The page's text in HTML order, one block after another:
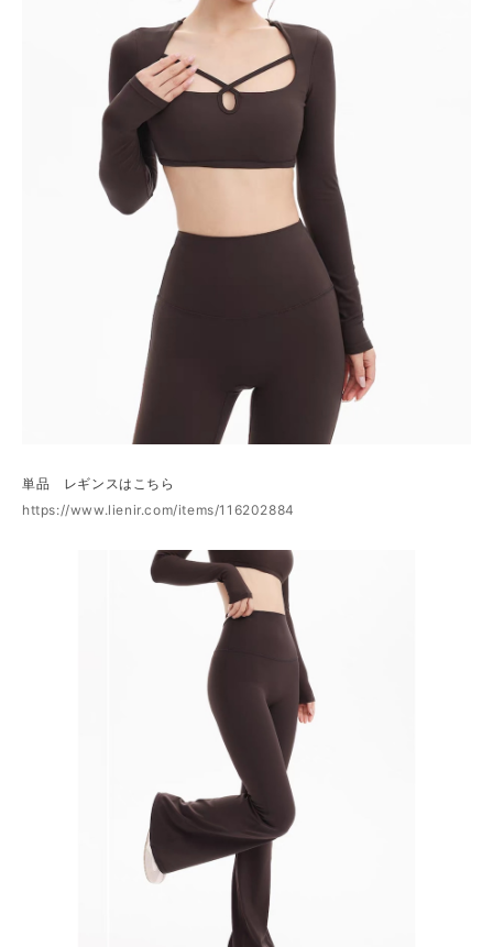
単品 レギンスはこちら
https://www.lienir.com/items/116202884